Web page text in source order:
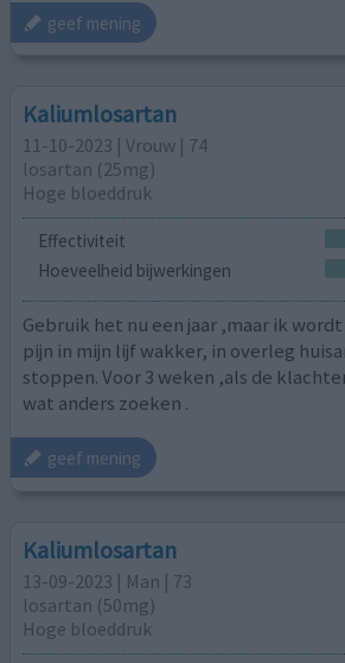
geef mening
Kaliumlosartan
11-10-2023 | Vrouw | 74
losartan (25mg)
Hoge bloeddruk
Effectiviteit
Hoeveelheid bijwerkingen
Gebruik het nu een jaar ,maar ik
pijn in mijn lijf wakker, in overleg
stoppen. Voor 3 weken ,als de
wat anders zoeken .
geef mening
Kaliumlosartan
13-09-2023 | Man | 73
losartan (50mg)
Hoge bloeddruk